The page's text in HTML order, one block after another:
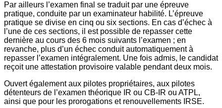
Par ailleurs l’examen final se traduit par une épreuve
pratique, conduite par un examinateur habilité. L’épreuve
pratique se divise en cinq ou six sections. En cas d’échec à
l’une de ces sections, il est possible de repasser cette
dernière au cours des 6 mois suivants l’examen ; en
revanche, plus d’un échec conduit automatiquement à
repasser l’examen intégralement. Une fois admis, le candidat
reçoit une attestation provisoire valable pendant deux mois.
Ouvert également aux pilotes propriétaires, aux pilotes
détenteurs de l’examen théorique IR ou CB-IR ou ATPL,
ainsi que pour les prorogations et renouvellements IRSE.